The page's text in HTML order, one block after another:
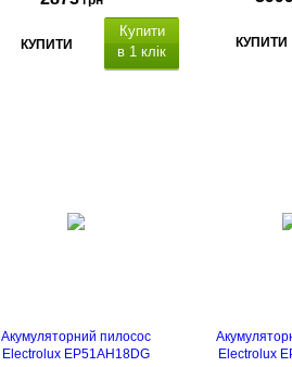
КУПИТИ
Купити
в 1 клік
КУПИТИ
Акумуляторний пилосос
Electrolux EP51AH18DG
Electrolux